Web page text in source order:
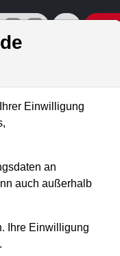
Social Media-
Aktien-
Trading-
Einwilligung
an
auch außerhalb
Ihre Einwilligung